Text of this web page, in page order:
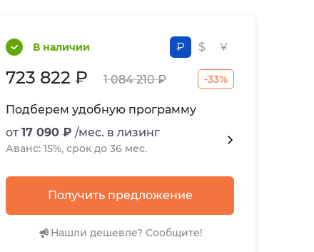
В наличии ₽ $ ¥
723 822 ₽ 1 084 210 ₽ -33%
Подберем удобную программу
от 17 090 ₽ /мес. в лизинг
Аванс: 15%, срок до 36 мес.
Получить предложение
Нашли дешевле? Сообщите!